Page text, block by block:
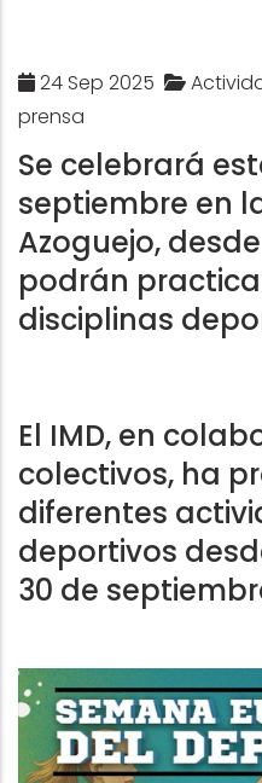
24 Sep 2025
prensa
Se celebrará
septiembre en
Azoguejo,
podrán
disciplinas
El IMD, en
colectivos, ha
diferentes
deportivos
30 de